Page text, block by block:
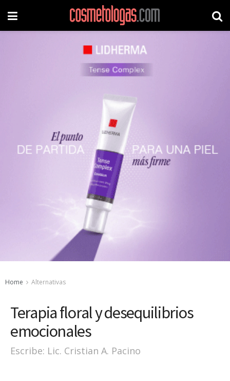
Home Alternativas
Terapia floral y desequilibrios
emocionales
Escribe: Lic. Cristian A. Pacino